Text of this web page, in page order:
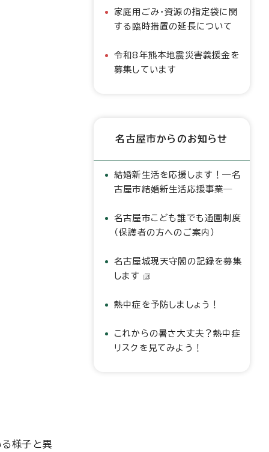
様子と異
家庭用ごみ・資源の指定袋に関
する臨時措置の延長について
令和8年熊本地震災害義援金を
募集しています
名古屋市からのお知らせ
結婚新生活を応援します！―名
古屋市結婚新生活応援事業―
名古屋市こども誰でも通園制度
（保護者の方へのご案内）
名古屋城現天守閣の記録を募集
します
熱中症を予防しましょう！
これからの暑さ大丈夫？熱中症
リスクを見てみよう！